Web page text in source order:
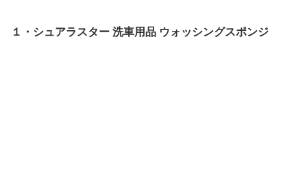
１・シュアラスター 洗車用品 ウォッシングスポンジ